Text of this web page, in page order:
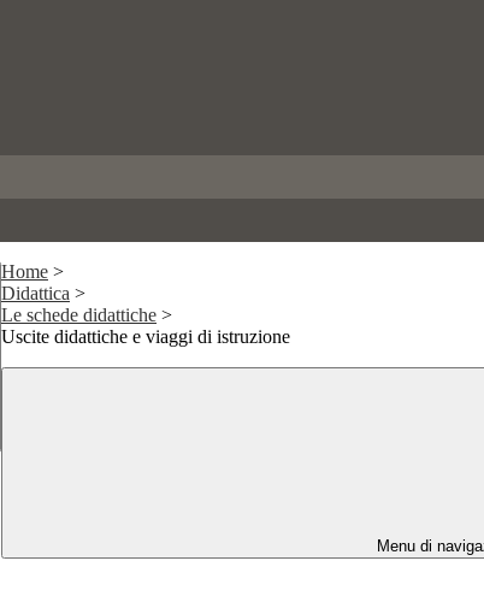
Home >
Didattica >
Le schede didattiche >
Uscite didattiche e viaggi di istruzione
Menu di